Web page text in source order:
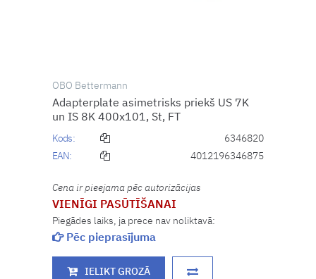
OBO Bettermann
Adapterplate asimetrisks priekš US 7K
un IS 8K 400x101, St, FT
Kods:
6346820
EAN:
4012196346875
Cena ir pieejama pēc autorizācijas
VIENĪGI PASŪTĪŠANAI
Piegādes laiks, ja prece nav noliktavā:
Pēc pieprasījuma
IELIKT GROZĀ